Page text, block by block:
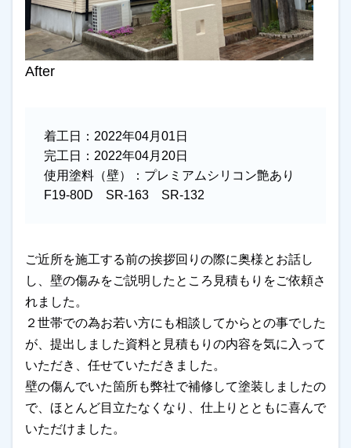
After
着工日： 2022年04月01日
完工日： 2022年04月20日
使用塗料（壁）： プレミアムシリコン艶あり
F19-80D SR-163 SR-132
ご近所を施工する前の挨拶回りの際に奥様とお話し
し、壁の傷みをご説明したところ見積もりをご依頼さ
れました。
２世帯での為お若い方にも相談してからとの事でした
が、提出しました資料と見積もりの内容を気に入って
いただき、任せていただきました。
壁の傷んでいた箇所も弊社で補修して塗装しましたの
で、ほとんど目立たなくなり、仕上りとともに喜んで
いただけました。